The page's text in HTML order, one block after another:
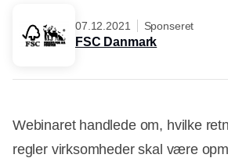
07.12.2021 Sponseret
FSC Danmark
Webinaret handlede om, hvilke
regler virksomheder skal være